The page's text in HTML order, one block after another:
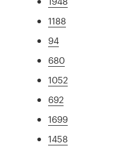
1188
94
680
1052
692
1699
1458